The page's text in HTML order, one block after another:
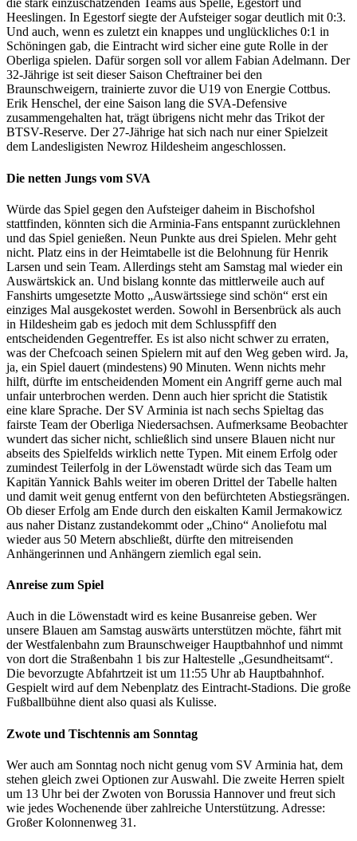
die stark einzuschätzenden Teams aus Spelle, Egestorf und
Heeslingen. In Egestorf siegte der Aufsteiger sogar deutlich mit 0:3.
Und auch, wenn es zuletzt ein knappes und unglückliches 0:1 in
Schöningen gab, die Eintracht wird sicher eine gute Rolle in der
Oberliga spielen. Dafür sorgen soll vor allem Fabian Adelmann. Der
32-Jährige ist seit dieser Saison Cheftrainer bei den
Braunschweigern, trainierte zuvor die U19 von Energie Cottbus.
Erik Henschel, der eine Saison lang die SVA-Defensive
zusammengehalten hat, trägt übrigens nicht mehr das Trikot der
BTSV-Reserve. Der 27-Jährige hat sich nach nur einer Spielzeit
dem Landesligisten Newroz Hildesheim angeschlossen.
Die netten Jungs vom SVA
Würde das Spiel gegen den Aufsteiger daheim in Bischofshol
stattfinden, könnten sich die Arminia-Fans entspannt zurücklehnen
und das Spiel genießen. Neun Punkte aus drei Spielen. Mehr geht
nicht. Platz eins in der Heimtabelle ist die Belohnung für Henrik
Larsen und sein Team. Allerdings steht am Samstag mal wieder ein
Auswärtskick an. Und bislang konnte das mittlerweile auch auf
Fanshirts umgesetzte Motto „Auswärtssiege sind schön“ erst ein
einziges Mal ausgekostet werden. Sowohl in Bersenbrück als auch
in Hildesheim gab es jedoch mit dem Schlusspfiff den
entscheidenden Gegentreffer. Es ist also nicht schwer zu erraten,
was der Chefcoach seinen Spielern mit auf den Weg geben wird. Ja,
ja, ein Spiel dauert (mindestens) 90 Minuten. Wenn nichts mehr
hilft, dürfte im entscheidenden Moment ein Angriff gerne auch mal
unfair unterbrochen werden. Denn auch hier spricht die Statistik
eine klare Sprache. Der SV Arminia ist nach sechs Spieltag das
fairste Team der Oberliga Niedersachsen. Aufmerksame Beobachter
wundert das sicher nicht, schließlich sind unsere Blauen nicht nur
abseits des Spielfelds wirklich nette Typen. Mit einem Erfolg oder
zumindest Teilerfolg in der Löwenstadt würde sich das Team um
Kapitän Yannick Bahls weiter im oberen Drittel der Tabelle halten
und damit weit genug entfernt von den befürchteten Abstiegsrängen.
Ob dieser Erfolg am Ende durch den eiskalten Kamil Jermakowicz
aus naher Distanz zustandekommt oder „Chino“ Anoliefotu mal
wieder aus 50 Metern abschließt, dürfte den mitreisenden
Anhängerinnen und Anhängern ziemlich egal sein.
Anreise zum Spiel
Auch in die Löwenstadt wird es keine Busanreise geben. Wer
unsere Blauen am Samstag auswärts unterstützen möchte, fährt mit
der Westfalenbahn zum Braunschweiger Hauptbahnhof und nimmt
von dort die Straßenbahn 1 bis zur Haltestelle „Gesundheitsamt“.
Die bevorzugte Abfahrtzeit ist um 11:55 Uhr ab Hauptbahnhof.
Gespielt wird auf dem Nebenplatz des Eintracht-Stadions. Die große
Fußballbühne dient also quasi als Kulisse.
Zwote und Tischtennis am Sonntag
Wer auch am Sonntag noch nicht genug vom SV Arminia hat, dem
stehen gleich zwei Optionen zur Auswahl. Die zweite Herren spielt
um 13 Uhr bei der Zwoten von Borussia Hannover und freut sich
wie jedes Wochenende über zahlreiche Unterstützung. Adresse:
Großer Kolonnenweg 31.